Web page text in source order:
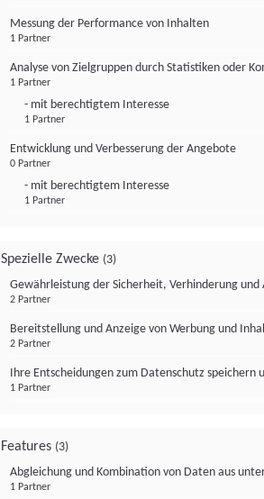
Messung der Performance von Inhalten
1 Partner
Analyse von Zielgruppen durch Statistiken oder
1 Partner
- mit berechtigtem Interesse
1 Partner
Entwicklung und Verbesserung der Angebote
0 Partner
- mit berechtigtem Interesse
1 Partner
Spezielle Zwecke (3)
Gewährleistung der Sicherheit, Verhinderung
2 Partner
Bereitstellung und Anzeige von Werbung und
2 Partner
Ihre Entscheidungen zum Datenschutz speichern
1 Partner
Features (3)
Abgleichung und Kombination von Daten aus
1 Partner